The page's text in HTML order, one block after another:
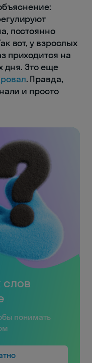
постоянно
вот, у взрослых
приходится на
дня. Это еще
. Правда,
и просто
понимать